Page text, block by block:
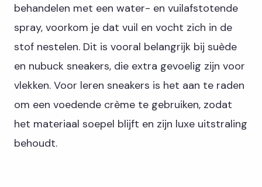
behandelen met een water- en vuilafstotende
spray, voorkom je dat vuil en vocht zich in de
stof nestelen. Dit is vooral belangrijk bij suède
en nubuck sneakers, die extra gevoelig zijn voor
vlekken. Voor leren sneakers is het aan te raden
om een voedende crème te gebruiken, zodat
het materiaal soepel blijft en zijn luxe uitstraling
behoudt.